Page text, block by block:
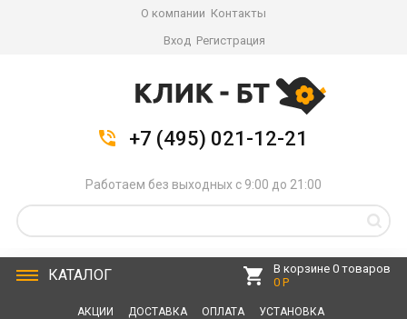
О компании Контакты
Вход Регистрация
+7 (495) 021-12-21
Работаем без выходных с 9:00 до 21:00
КАТАЛОГ
В корзине 0 товаров
0 Р
АКЦИИ ДОСТАВКА ОПЛАТА УСТАНОВКА